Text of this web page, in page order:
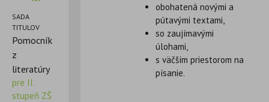
SADA
TITULOV
Pomocník
z
literatúry
pre II.
stupeň ZŠ
obohatená novými a
pútavými textami,
so zaujímavými
úlohami,
s väčším priestorom na
písanie.